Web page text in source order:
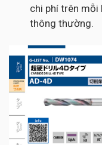
chi phí trên mỗi
thông thường.